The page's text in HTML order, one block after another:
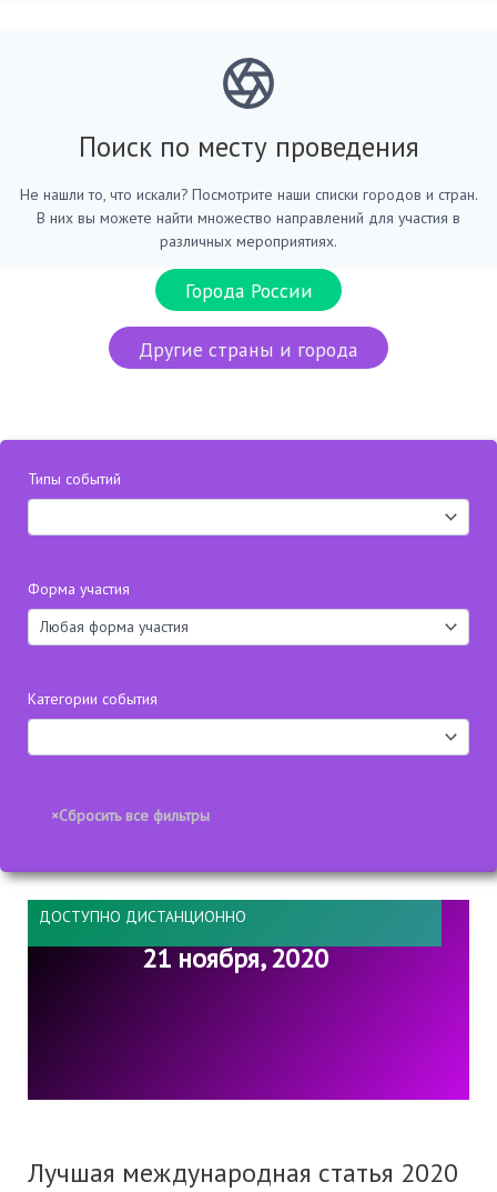
Поиск по месту проведения
Не нашли то, что искали? Посмотрите наши списки городов и стран.
В них вы можете найти множество направлений для участия в
различных мероприятиях.
Города России
Другие страны и города
Типы событий
Форма участия
Категории события
ДОСТУПНО ДИСТАНЦИОННО
21 ноября, 2020
Лучшая международная статья 2020